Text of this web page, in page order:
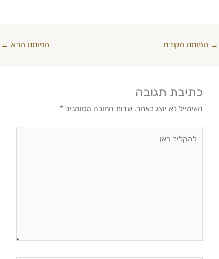
→ הפוסט הקודם הפוסט הבא ←
כתיבת תגובה
האימייל לא יוצג באתר. שדות החובה מסומנים *